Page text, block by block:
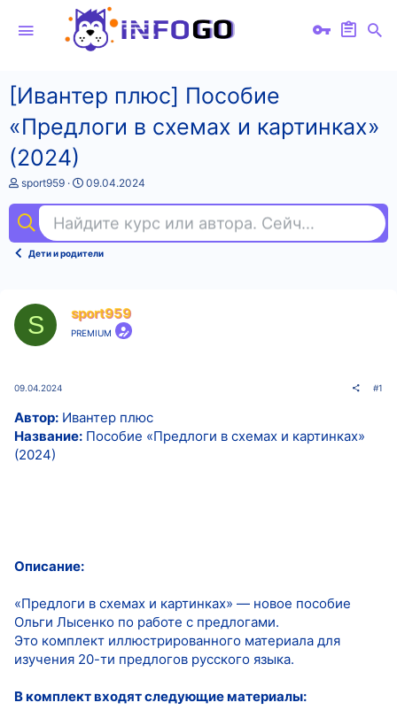
[Ивантер плюс] Пособие
«Предлоги в схемах и картинках»
(2024)
А
т
о
т
sport959
Д
а
н
а
а
09.04.2024
Найдите курс или автора. Сейчас ищут
Дети и родители
S sport959
PREMIUM
09.04.2024 #1
Автор: Ивантер плюс
Название: Пособие «Предлоги в схемах и картинках»
(2024)
Описание:
«Предлоги в схемах и картинках» — новое пособие
Ольги Лысенко по работе с предлогами.
Это комплект иллюстрированного материала для
изучения 20-ти предлогов русского языка.
В комплект входят следующие материалы: